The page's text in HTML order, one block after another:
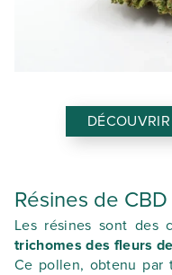
Résines de CBD
Les résines sont des
trichomes des fleurs
Ce pollen, obtenu par